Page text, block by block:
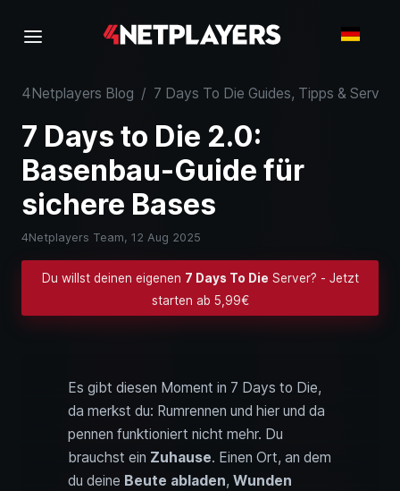
4Netplayers Blog / 7 Days To Die Guides, Tipps & Server-
7 Days to Die 2.0:
Basenbau-Guide für
sichere Bases
4Netplayers Team, 12 Aug 2025
Du willst deinen eigenen 7 Days To Die Server? - Jetzt
starten ab 5,99€
Es gibt diesen Moment in 7 Days to Die,
da merkst du: Rumrennen und hier und da
pennen funktioniert nicht mehr. Du
brauchst ein Zuhause. Einen Ort, an dem
du deine Beute abladen, Wunden